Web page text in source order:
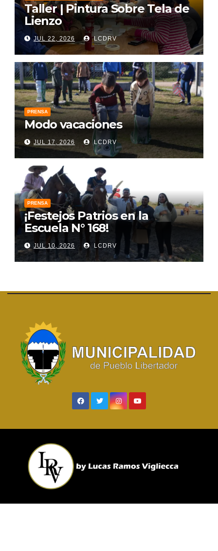
Taller | Pintura Sobre Tela de
Lienzo
JUL 22, 2026 LCDRV
PRENSA
Modo vacaciones
JUL 17, 2026 LCDRV
PRENSA
¡Festejos Patrios en la
Escuela N° 168!
JUL 10, 2026 LCDRV